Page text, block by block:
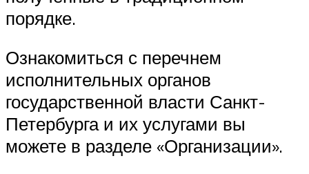
порядке.
Ознакомиться с перечнем
исполнительных органов
государственной власти Санкт-
Петербурга и их услугами вы
можете в разделе «Организации».